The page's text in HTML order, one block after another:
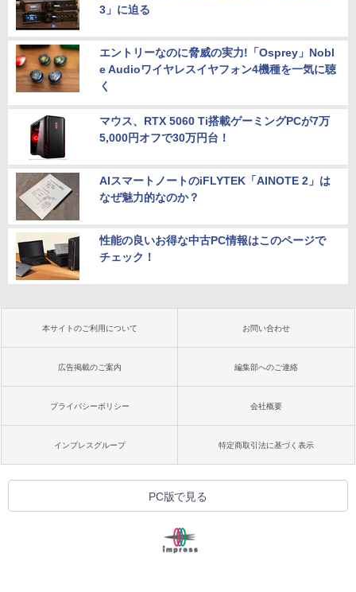
3」に迫る
エントリーなのに脅威の実力!「Osprey」Nobl
e Audioワイヤレスイヤフォン4機種を一気に聴
く
マウス、RTX 5060 Ti搭載ゲーミングPCが7万
5,000円オフで30万円台！
AIスマートノートのiFLYTEK「AINOTE 2」は
なぜ魅力的なのか？
性能の良いお得な中古PC情報はこのページで
チェック！
本サイトのご利用について お問い合わせ
広告掲載のご案内 編集部へのご連絡
プライバシーポリシー 会社概要
インプレスグループ 特定商取引法に基づく表示
PC版で見る